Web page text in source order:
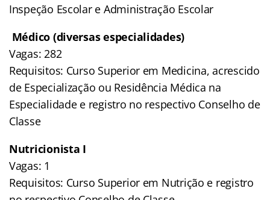
Inspeção Escolar e Administração Escolar
Médico (diversas especialidades)
Vagas: 282
Requisitos: Curso Superior em Medicina, acrescido
de Especialização ou Residência Médica na
Especialidade e registro no respectivo Conselho de
Classe
Nutricionista I
Vagas: 1
Requisitos: Curso Superior em Nutrição e registro